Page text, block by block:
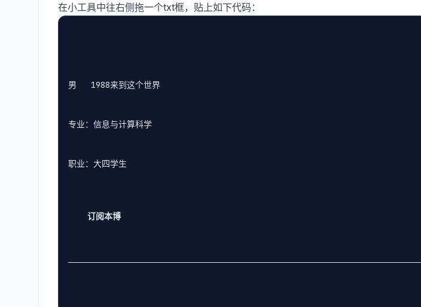
在小工具中往右侧拖一个txt框，贴上如下代码：
男   1988来到这个世界
专业：信息与计算科学
职业：大四学生
订阅本博